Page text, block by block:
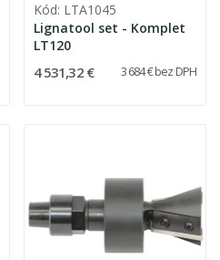
Kód: LTA1045
Lignatool set - Komplet
LT120
4 531,32 € 3 684 € bez DPH